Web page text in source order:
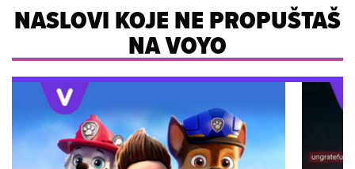
NASLOVI KOJE NE PROPUŠTAŠ
NA VOYO